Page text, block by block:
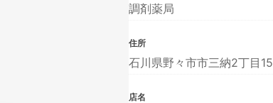
調剤薬局
住所
石川県野々市市三納2丁目
店名